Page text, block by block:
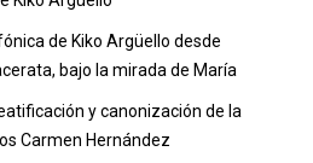
de Kiko Argüello desde
bajo la mirada de María
y canonización de la
Carmen Hernández